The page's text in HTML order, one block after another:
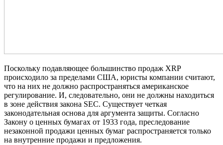
Поскольку подавляющее большинство продаж XRP
происходило за пределами США, юристы компании считают,
что на них не должно распространяться американское
регулирование. И, следовательно, они не должны находиться
в зоне действия закона SEC. Существует четкая
законодательная основа для аргумента защиты. Согласно
Закону о ценных бумагах от 1933 года, преследование
незаконной продажи ценных бумаг распространяется только
на внутренние продажи и предложения.